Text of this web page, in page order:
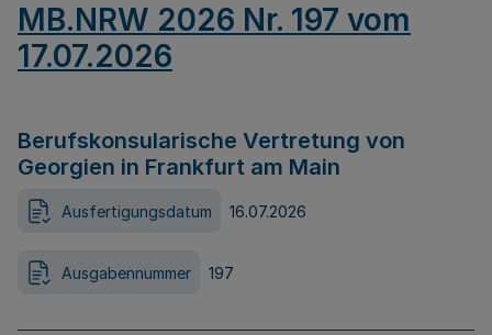
MB.NRW 2026 Nr. 197 vom
17.07.2026
Berufskonsularische Vertretung von
Georgien in Frankfurt am Main
Ausfertigungsdatum 16.07.2026
Ausgabennummer 197